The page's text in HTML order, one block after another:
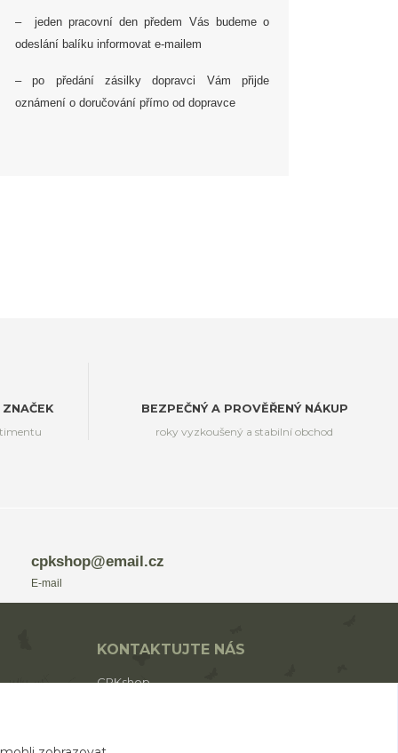
– jeden pracovní den předem Vás budeme o
odeslání balíku informovat e-mailem
– po předání zásilky dopravci Vám přijde
oznámení o doručování přímo od dopravce
BEZPEČNÝ A PROVĚŘENÝ NÁKUP
roky vyzkoušený a stabilní obchod
cpkshop@email.cz
E-mail
KONTAKTUJTE NÁS
CPKshop